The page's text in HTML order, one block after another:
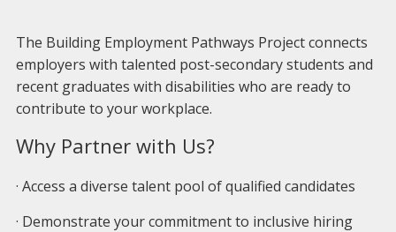
The Building Employment Pathways Project connects
employers with talented post-secondary students and
recent graduates with disabilities who are ready to
contribute to your workplace.
Why Partner with Us?
· Access a diverse talent pool of qualified candidates
· Demonstrate your commitment to inclusive hiring